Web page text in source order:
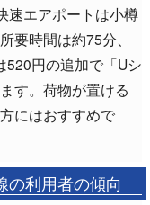
速エアポートは小樽
要時間は約75分、
520円の追加で「Uシ
す。荷物が置ける
にはおすすめで
の利用者の傾向